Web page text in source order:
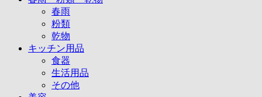
春雨
粉類
乾物
キッチン用品
食器
生活用品
その他